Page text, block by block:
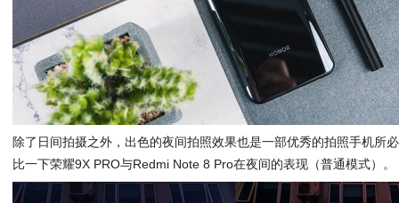
除了日间拍摄之外，出色的夜间拍照效果也是一部优秀的拍照手机所
比一下荣耀9X PRO与Redmi Note 8 Pro在夜间的表现（普通模式）。